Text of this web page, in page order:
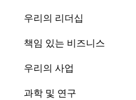
우리의 리더십
책임 있는 비즈니스
우리의 사업
과학 및 연구